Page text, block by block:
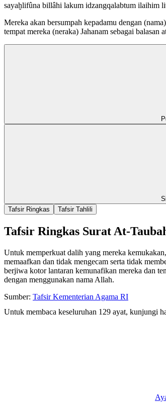
sayaḫlifûna billâhi lakum idzangqalabtum ilaihim
Mereka akan bersumpah kepadamu dengan
tempat mereka (neraka) Jahanam sebagai balasan
Tafsir Ringkas
Tafsir Tahlili
Tafsir Ringkas Surat At-
Untuk memperkuat dalih yang mereka
memaafkan dan tidak mengecam serta tidak
berjiwa kotor lantaran kemunafikan mereka dan
dengan menggunakan nama Allah.
Sumber: Tafsir Kementerian Agama RI
Untuk membaca keseluruhan 129 ayat, kunjungi